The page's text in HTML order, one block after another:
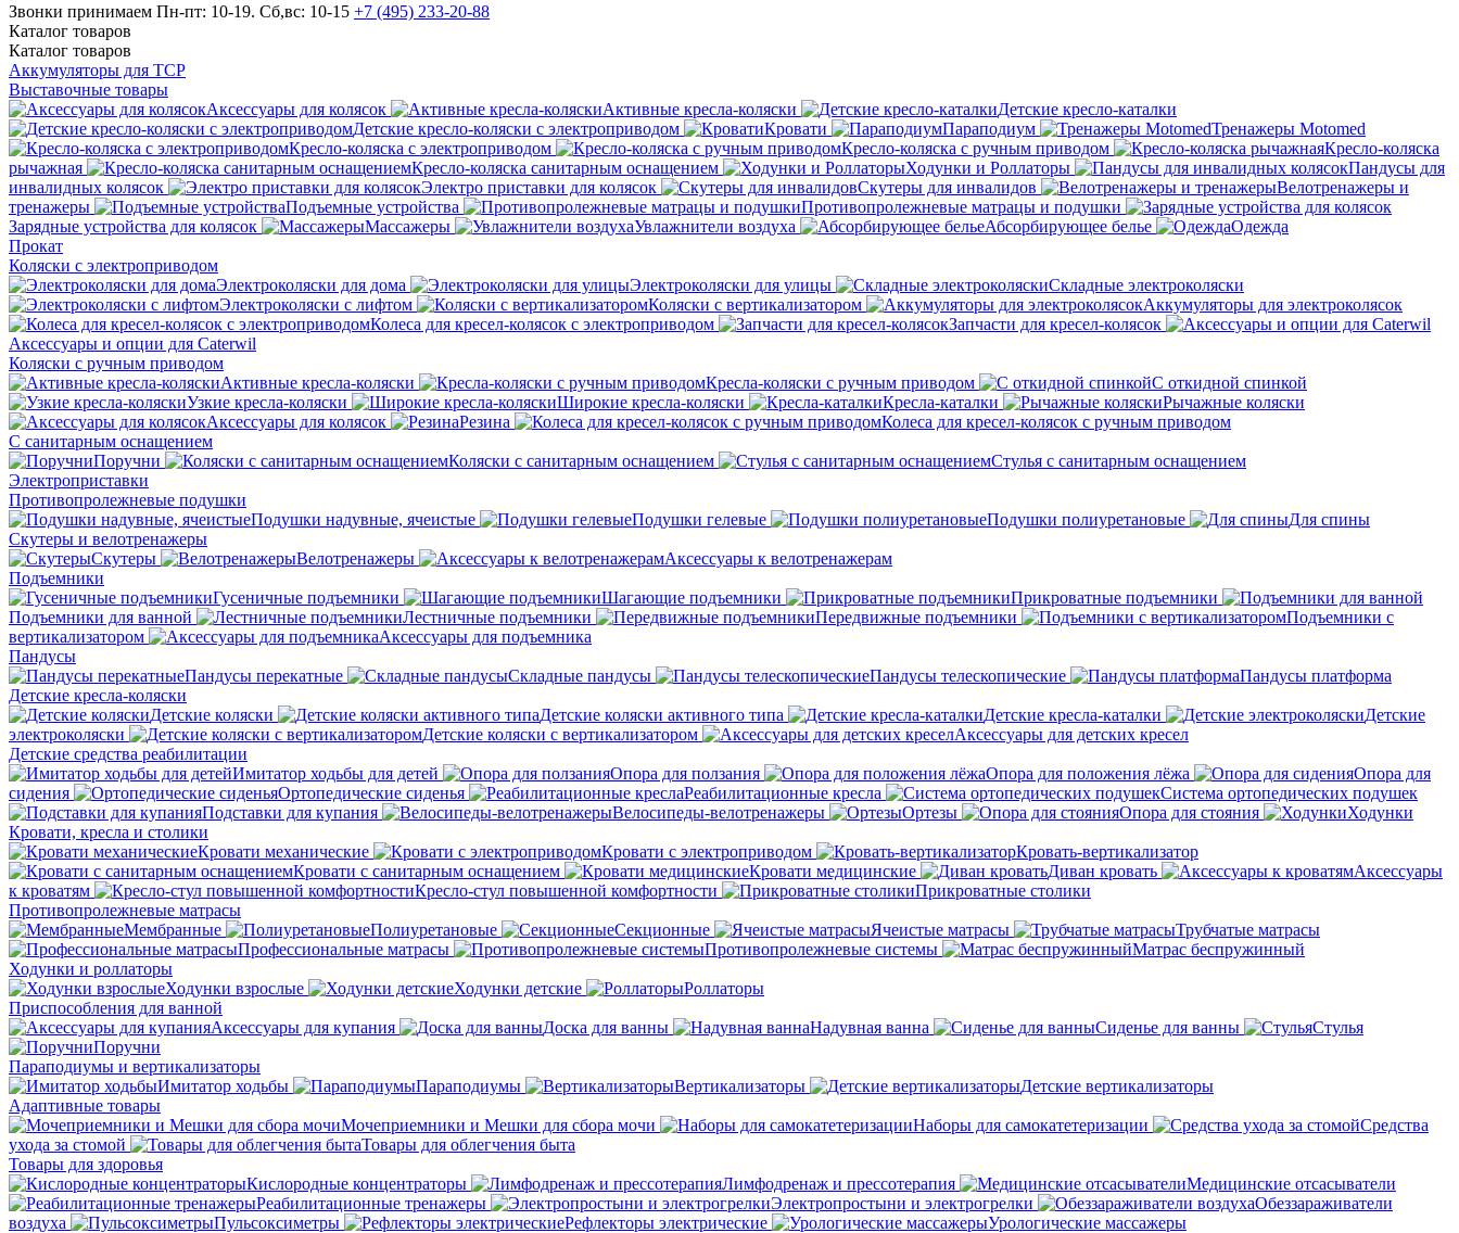
Звонки принимаем Пн-пт: 10-19. Сб,вс: 10-15 +7 (495) 233-20-88
Каталог товаров
Каталог товаров
Аккумуляторы для ТСР
Выставочные товары
Аксессуары для колясок
Активные кресла-коляски
Детские кресло-каталки
Детские кресло-коляски с электроприводом
Кровати Параподиум
Тренажеры Motomed
Кресло-коляска с электроприводом
Кресло-коляска с ручным приводом
Кресло-коляска
рычажная
Кресло-коляска санитарным оснащением Ходунки и Роллаторы
Пандусы для
инвалидных колясок
Электро приставки для колясок Скутеры для инвалидов
Велотренажеры и
тренажеры
Подъемные устройства
Противопролежневые матрацы и подушки
Зарядные устройства для колясок
Массажеры Увлажнители воздуха Абсорбирующее белье
Одежда
Прокат
Коляски с электроприводом
Электроколяски для дома
Электроколяски для улицы
Складные электроколяски
Электроколяски с лифтом
Коляски с вертикализатором
Аккумуляторы для электроколясок
Колеса для кресел-колясок с электроприводом
Запчасти для кресел-колясок
Аксессуары и опции для Caterwil
Коляски с ручным приводом
Активные кресла-коляски
Кресла-коляски с ручным приводом
С откидной спинкой
Узкие кресла-коляски
Широкие кресла-коляски Кресла-каталки
Рычажные коляски
Аксессуары для колясок
Резина
Колеса для кресел-колясок с ручным приводом
С санитарным оснащением
Поручни
Коляски с санитарным оснащением
Стулья с санитарным оснащением
Электроприставки
Противопролежневые подушки
Подушки надувные, ячеистые
Подушки гелевые Подушки полиуретановые
Для спины
Скутеры и велотренажеры
Скутеры
Велотренажеры
Аксессуары к велотренажерам
Подъемники
Гусеничные подъемники
Шагающие подъемники
Прикроватные подъемники
Подъемники для ванной
Лестничные подъемники Передвижные подъемники
Подъемники с
вертикализатором
Аксессуары для подъемника
Пандусы
Пандусы перекатные
Складные пандусы Пандусы телескопические
Пандусы платформа
Детские кресла-коляски
Детские коляски
Детские коляски активного типа Детские кресла-каталки
Детские
электроколяски
Детские коляски с вертикализатором
Аксессуары для детских кресел
Детские средства реабилитации
Имитатор ходьбы для детей
Опора для ползания Опора для положения лёжа
Опора для
сидения
Ортопедические сиденья Реабилитационные кресла
Система ортопедических подушек
Подставки для купания
Велосипеды-велотренажеры Ортезы Опора для стояния
Ходунки
Кровати, кресла и столики
Кровати механические
Кровати с электроприводом
Кровать-вертикализатор
Кровати с санитарным оснащением
Кровати медицинские Диван кровать
Аксессуары
к кроватям
Кресло-стул повышенной комфортности
Прикроватные столики
Противопролежневые матрасы
Мембранные
Полиуретановые Секционные Ячеистые матрасы
Трубчатые матрасы
Профессиональные матрасы
Противопролежневые системы
Матрас беспружинный
Ходунки и роллаторы
Ходунки взрослые
Ходунки детские
Роллаторы
Приспособления для ванной
Аксессуары для купания
Доска для ванны Надувная ванна Сиденье для ванны
Стулья
Поручни
Параподиумы и вертикализаторы
Имитатор ходьбы
Параподиумы Вертикализаторы
Детские вертикализаторы
Адаптивные товары
Мочеприемники и Мешки для сбора мочи
Наборы для самокатетеризации
Средства
ухода за стомой
Товары для облегчения быта
Товары для здоровья
Кислородные концентраторы
Лимфодренаж и прессотерапия
Медицинские отсасыватели
Реабилитационные тренажеры
Электропростыни и электрогрелки
Обеззараживатели
воздуха
Пульсоксиметры Рефлекторы электрические Урологические массажеры